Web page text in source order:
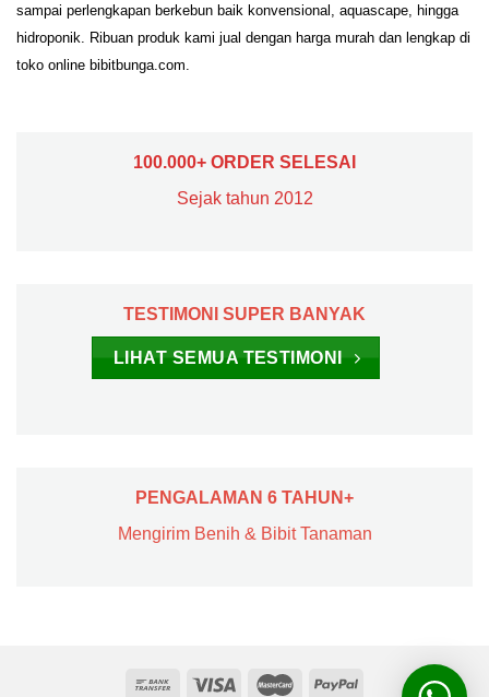
sampai perlengkapan berkebun baik konvensional, aquascape, hingga
hidroponik. Ribuan produk kami jual dengan harga murah dan lengkap di
toko online bibitbunga.com.
100.000+ ORDER SELESAI
Sejak tahun 2012
TESTIMONI SUPER BANYAK
LIHAT SEMUA TESTIMONI
PENGALAMAN 6 TAHUN+
Mengirim Benih & Bibit Tanaman